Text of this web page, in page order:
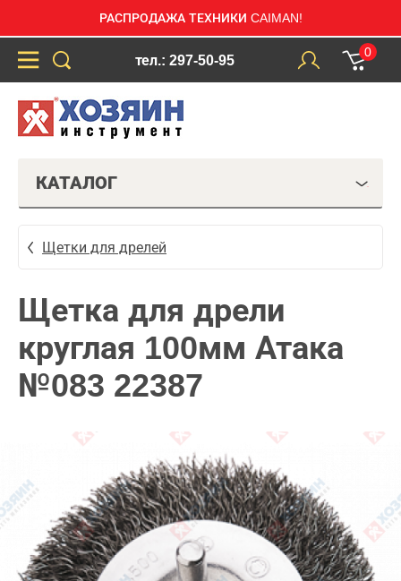
РАСПРОДАЖА ТЕХНИКИ CAIMAN!
тел.: 297-50-95
0
КАТАЛОГ
Щетки для дрелей
Щетка для дрели
круглая 100мм Атака
№083 22387